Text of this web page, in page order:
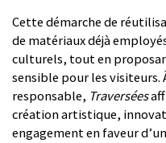
Cette démarche de
de matériaux déjà
culturels, tout en
sensible pour les
responsable, Traversées
création artistique,
engagement en faveur